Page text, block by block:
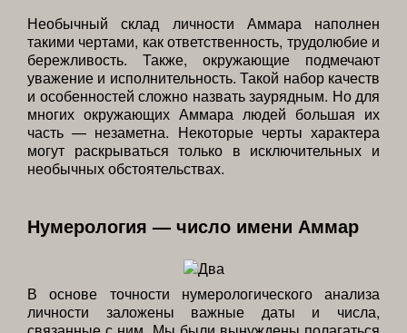
Необычный склад личности Аммара наполнен
такими чертами, как ответственность, трудолюбие и
бережливость. Также, окружающие подмечают
уважение и исполнительность. Такой набор качеств
и особенностей сложно назвать заурядным. Но для
многих окружающих Аммара людей большая их
часть — незаметна. Некоторые черты характера
могут раскрываться только в исключительных и
необычных обстоятельствах.
Нумерология — число имени Аммар
В основе точности нумерологического анализа
личности заложены важные даты и числа,